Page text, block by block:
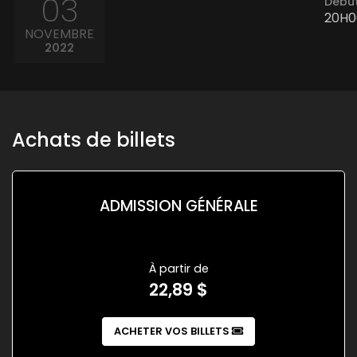
03
NOVEMBRE
2022
Achats de billets
ADMISSION GÉNÉRALE
À partir de
22,89 $
ACHETER VOS BILLETS